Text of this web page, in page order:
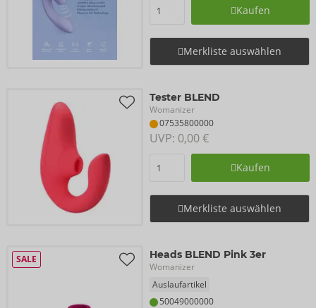
Kaufen
Merkliste auswählen
Tester BLEND
Womanizer
07535800000
UVP: 0,00 €
Kaufen
Merkliste auswählen
SALE Heads BLEND Pink 3er
Womanizer
Auslaufartikel
50049000000